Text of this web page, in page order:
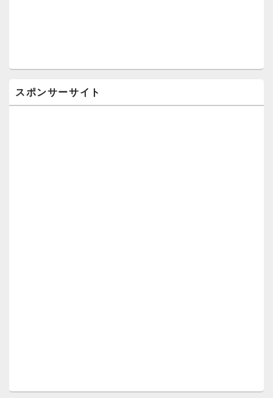
スポンサーサイト